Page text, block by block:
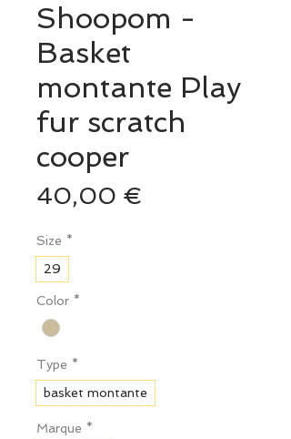
Shoopom -
Basket
montante Play
fur scratch
cooper
40,00 €
Size *
29
Color *
Type *
basket montante
Marque *